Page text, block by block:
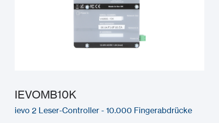
IEVOMB10K
ievo 2 Leser-Controller - 10.000 Fingerabdrücke